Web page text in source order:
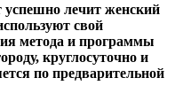
лечит женский
свой
метода и программы
круглосуточно и
по предварительной